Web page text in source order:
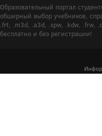
Образовательный портал
обширный выбор учебников,
.frt, .m3d, .a3d, .spw, .kdw, .frw,
бесплатно и без регистрации!